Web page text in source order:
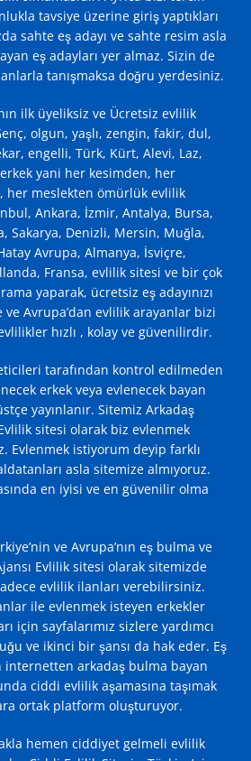
tavsiye üzerine giriş yaptıkları
sahte eş adayı ve sahte resim asla
eş adayları yer almaz. Sizin de
tanışmaksa doğru yerdesiniz.
ilk üyeliksiz ve Ücretsiz evlilik
olgun, yaşlı, zengin, fakir, dul,
engelli, Türk, Kürt, Alevi, Laz,
yani her kesimden, her
her meslekten ömürlük evlilik
Ankara, İzmir, Antalya, Bursa,
Sakarya, Denizli, Mersin, Muğla,
Avrupa, Almanya, İsviçre,
Fransa, evlilik sitesi ve bir çok
yaparak, ücretsiz eş adayınızı
Avrupa’dan evlilik arayanlar bizi
hızlı , kolay ve güvenilirdir.
tarafından kontrol edilmeden
erkek veya evlenecek bayan
yayınlanır. Sitemiz Arkadaş
sitesi olarak biz evlenmek
Evlenmek istiyorum deyip farklı
asla sitemize almıyoruz.
en iyisi ve en güvenilir olma
ve Avrupa’nın eş bulma ve
Evlilik sitesi olarak sitemizde
evlilik ilanları verebilirsiniz.
ile evlenmek isteyen erkekler
için sayfalarımız sizlere yardımcı
ve ikinci bir şansı da hak eder. Eş
arkadaş bulma bayan
ciddi evlilik aşamasına taşımak
ortak platform oluşturuyor.
hemen ciddiyet gelmeli evlilik